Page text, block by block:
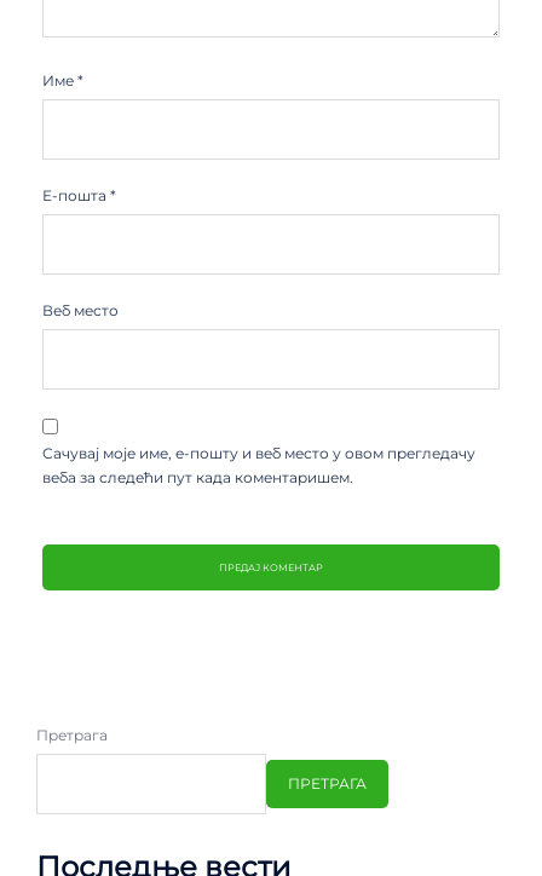
Име *
Е-пошта *
Веб место
Сачувај моје име, е-пошту и веб место у овом прегледачу
веба за следећи пут када коментаришем.
Претрага
ПРЕТРАГА
Последње вести